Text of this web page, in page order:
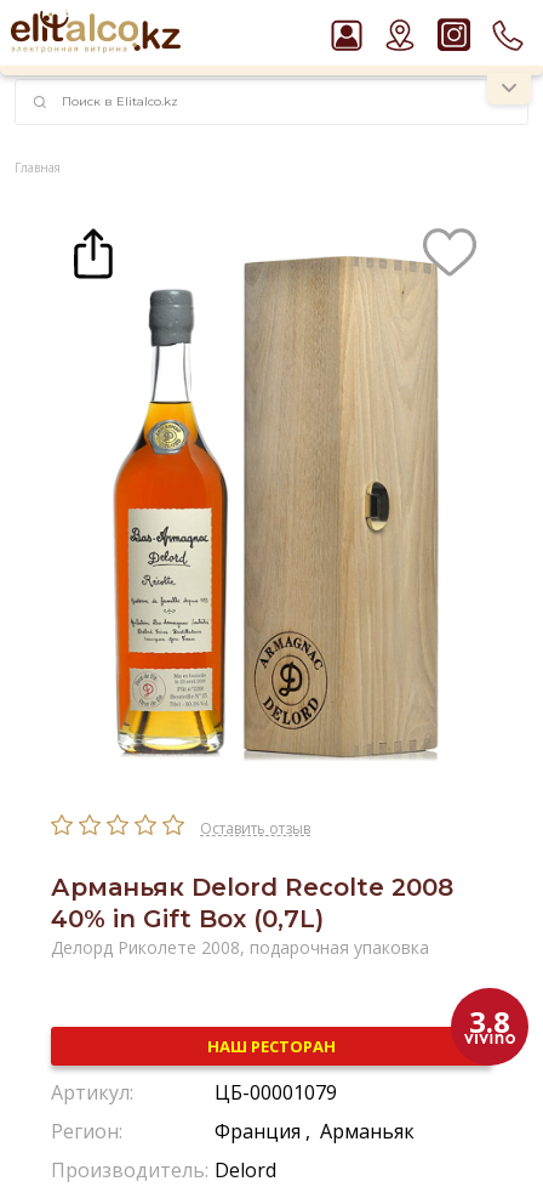
наименований!
instagram.com/rojo.kz
Рекомендуем
Ром Captain Morgan White 37,5%
Пиво Guinness Draught 4,2% Can
Водка Smirnoff Red Vodka 37,5%
Виски Talisker 10 YO Malt 45,8% in Box
Джин Gordon`s London Dry Gin 37,5%
Главная
Оставить отзыв
Арманьяк Delord Recolte 2008
40% in Gift Box (0,7L)
Делорд Риколете 2008, подарочная упаковка
3.8
НАШ РЕСТОРАН
Артикул:
ЦБ-00001079
Регион:
Франция , Арманьяк
Производитель: Delord